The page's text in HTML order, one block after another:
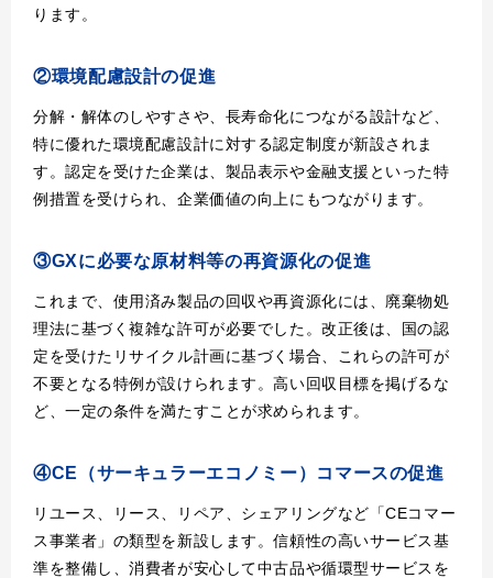
ります。
②環境配慮設計の促進
分解・解体のしやすさや、長寿命化につながる設計など、
特に優れた環境配慮設計に対する認定制度が新設されま
す。認定を受けた企業は、製品表示や金融支援といった特
例措置を受けられ、企業価値の向上にもつながります。
③GXに必要な原材料等の再資源化の促進
これまで、使用済み製品の回収や再資源化には、廃棄物処
理法に基づく複雑な許可が必要でした。改正後は、国の認
定を受けたリサイクル計画に基づく場合、これらの許可が
不要となる特例が設けられます。高い回収目標を掲げるな
ど、一定の条件を満たすことが求められます。
④CE（サーキュラーエコノミー）コマースの促進
リユース、リース、リペア、シェアリングなど「CEコマー
ス事業者」の類型を新設します。信頼性の高いサービス基
準を整備し、消費者が安心して中古品や循環型サービスを